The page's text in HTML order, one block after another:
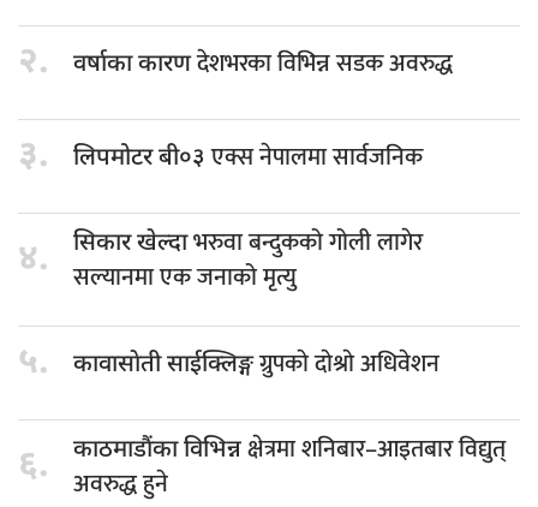
२. वर्षाका कारणदेशभरका विभिन्न सडक अवरुद्ध
३. लिपमोटर बी०३एक्स नेपालमा सार्वजनिक
४. सिकार खेल्दाभरुवा बन्दुकको गोली लागेर
सल्यानमा एक जनाको मृत्यु
५. कावासाेती साईक्लिङ्गग्रुपकाे दाेश्राे अधिवेशन
६. काठमाडौंका विभिन्नक्षेत्रमा शनिबार–आइतबार विद्युत्
अवरुद्ध हुने